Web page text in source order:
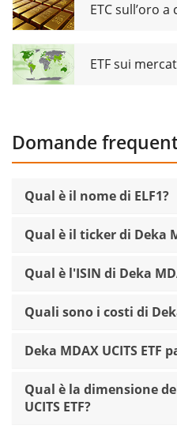
ETC sull’oro
ETF sui
Domande
Qual è il nome di ELF1?
Qual è il ticker di Deka
Qual è l'ISIN di Deka
Quali sono i costi di
Deka MDAX UCITS ETF
Qual è la dimensione
UCITS ETF?